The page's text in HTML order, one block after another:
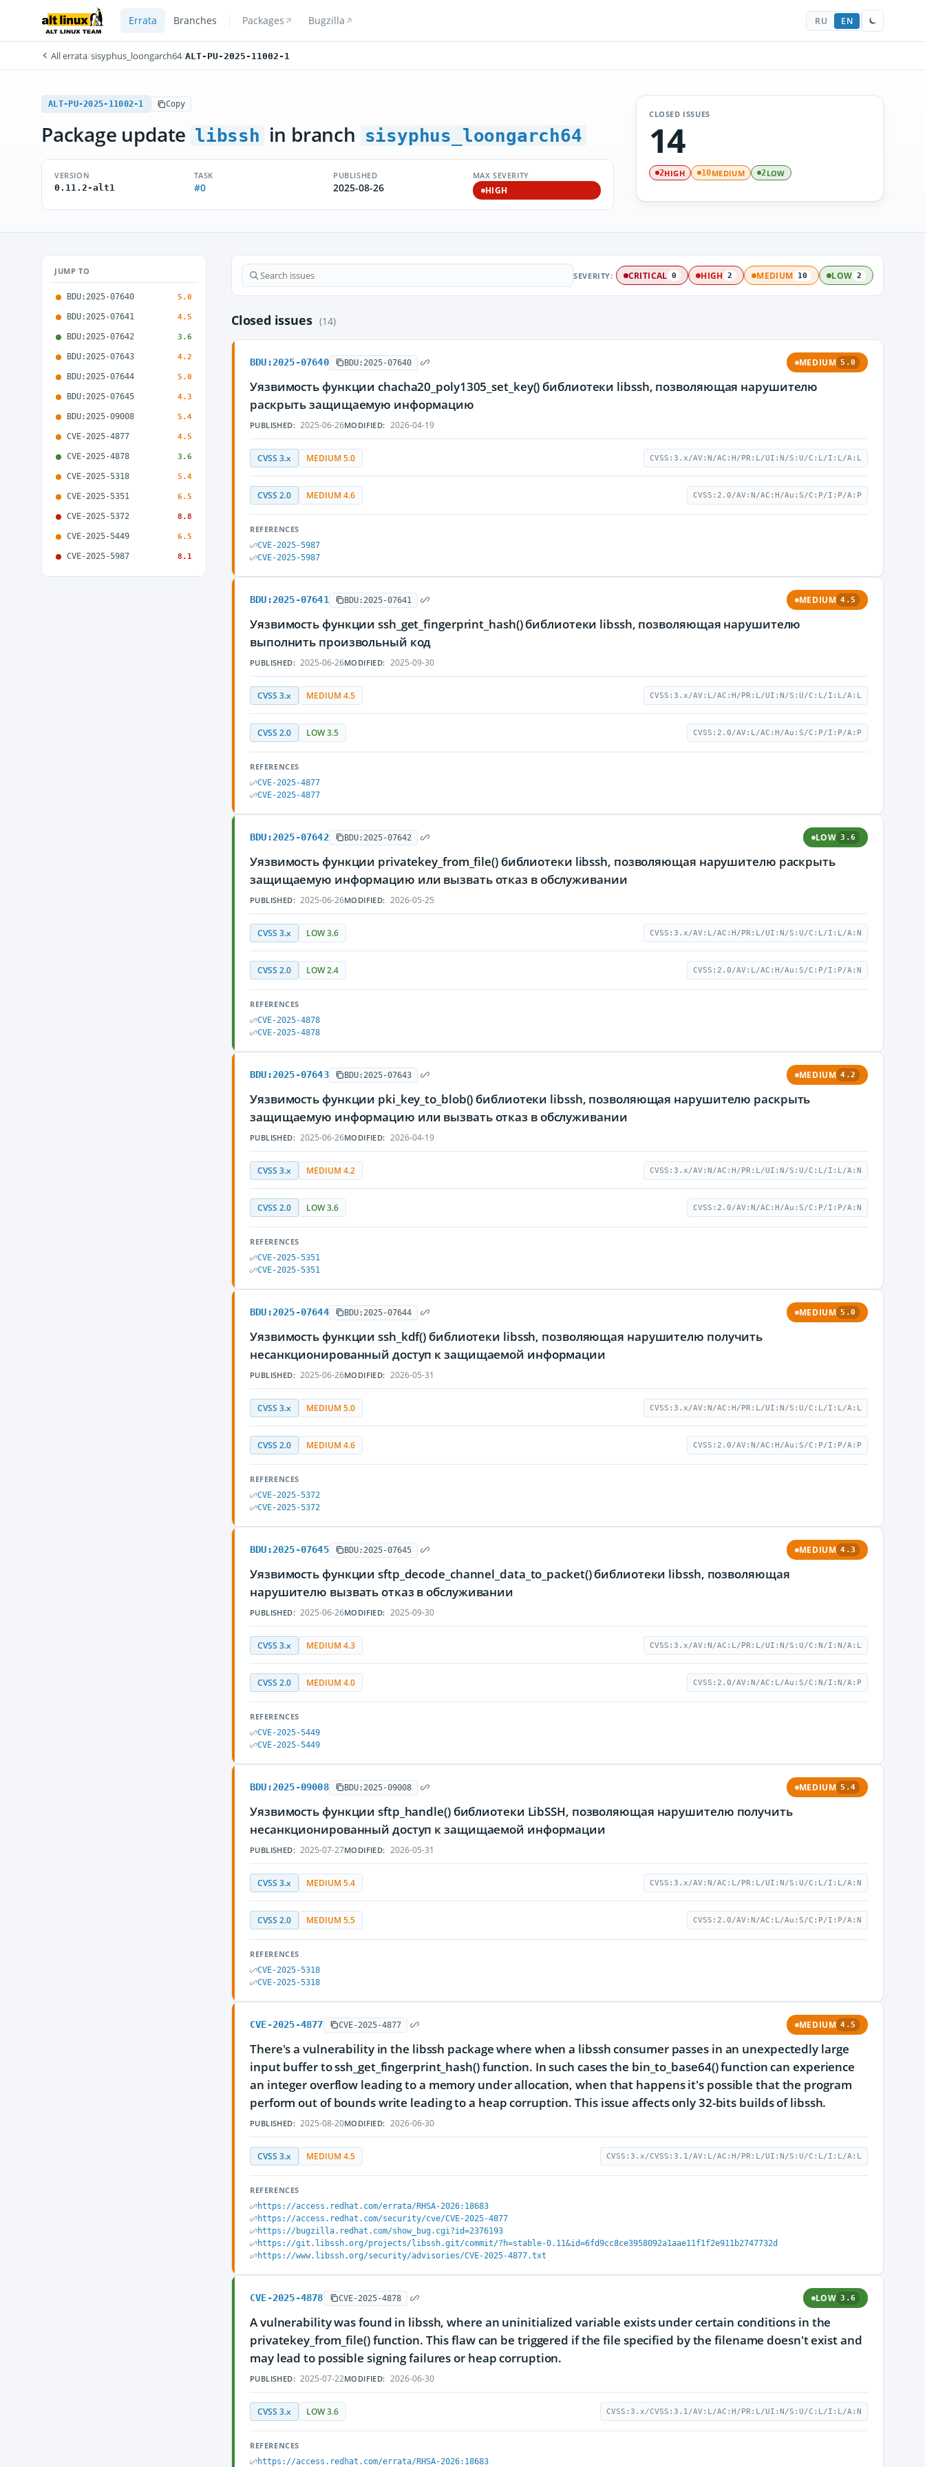
Errata Branches Packages Bugzilla RU EN
All errata/sisyphus_loongarch64/ALT-PU-2025-11002-1
ALT-PU-2025-11002-1 Copy
Package update libssh in branch sisyphus_loongarch64
VERSION
0.11.2-alt1
TASK
#0
PUBLISHED
2025-08-26
MAX SEVERITY
HIGH
CLOSED ISSUES
14
2HIGH 10MEDIUM 2LOW
JUMP TO
BDU:2025-07640 5.0
BDU:2025-07641 4.5
BDU:2025-07642 3.6
BDU:2025-07643 4.2
BDU:2025-07644 5.0
BDU:2025-07645 4.3
BDU:2025-09008 5.4
CVE-2025-4877 4.5
CVE-2025-4878 3.6
CVE-2025-5318 5.4
CVE-2025-5351 6.5
CVE-2025-5372 8.8
CVE-2025-5449 6.5
CVE-2025-5987 8.1
SEVERITY: CRITICAL 0 HIGH 2 MEDIUM 10 LOW 2
Closed issues (14)
BDU:2025-07640 BDU:2025-07640 MEDIUM 5.0
Уязвимость функции chacha20_poly1305_set_key() библиотеки libssh, позволяющая нарушителю
раскрыть защищаемую информацию
PUBLISHED: 2025-06-26MODIFIED: 2026-04-19
CVSS 3.x MEDIUM 5.0 CVSS:3.x/AV:N/AC:H/PR:L/UI:N/S:U/C:L/I:L/A:L
CVSS 2.0 MEDIUM 4.6 CVSS:2.0/AV:N/AC:H/Au:S/C:P/I:P/A:P
REFERENCES
CVE-2025-5987
CVE-2025-5987
BDU:2025-07641 BDU:2025-07641 MEDIUM 4.5
Уязвимость функции ssh_get_fingerprint_hash() библиотеки libssh, позволяющая нарушителю
выполнить произвольный код
PUBLISHED: 2025-06-26MODIFIED: 2025-09-30
CVSS 3.x MEDIUM 4.5 CVSS:3.x/AV:L/AC:H/PR:L/UI:N/S:U/C:L/I:L/A:L
CVSS 2.0 LOW 3.5 CVSS:2.0/AV:L/AC:H/Au:S/C:P/I:P/A:P
REFERENCES
CVE-2025-4877
CVE-2025-4877
BDU:2025-07642 BDU:2025-07642 LOW 3.6
Уязвимость функции privatekey_from_file() библиотеки libssh, позволяющая нарушителю раскрыть
защищаемую информацию или вызвать отказ в обслуживании
PUBLISHED: 2025-06-26MODIFIED: 2026-05-25
CVSS 3.x LOW 3.6 CVSS:3.x/AV:L/AC:H/PR:L/UI:N/S:U/C:L/I:L/A:N
CVSS 2.0 LOW 2.4 CVSS:2.0/AV:L/AC:H/Au:S/C:P/I:P/A:N
REFERENCES
CVE-2025-4878
CVE-2025-4878
BDU:2025-07643 BDU:2025-07643 MEDIUM 4.2
Уязвимость функции pki_key_to_blob() библиотеки libssh, позволяющая нарушителю раскрыть
защищаемую информацию или вызвать отказ в обслуживании
PUBLISHED: 2025-06-26MODIFIED: 2026-04-19
CVSS 3.x MEDIUM 4.2 CVSS:3.x/AV:N/AC:H/PR:L/UI:N/S:U/C:L/I:L/A:N
CVSS 2.0 LOW 3.6 CVSS:2.0/AV:N/AC:H/Au:S/C:P/I:P/A:N
REFERENCES
CVE-2025-5351
CVE-2025-5351
BDU:2025-07644 BDU:2025-07644 MEDIUM 5.0
Уязвимость функции ssh_kdf() библиотеки libssh, позволяющая нарушителю получить
несанкционированный доступ к защищаемой информации
PUBLISHED: 2025-06-26MODIFIED: 2026-05-31
CVSS 3.x MEDIUM 5.0 CVSS:3.x/AV:N/AC:H/PR:L/UI:N/S:U/C:L/I:L/A:L
CVSS 2.0 MEDIUM 4.6 CVSS:2.0/AV:N/AC:H/Au:S/C:P/I:P/A:P
REFERENCES
CVE-2025-5372
CVE-2025-5372
BDU:2025-07645 BDU:2025-07645 MEDIUM 4.3
Уязвимость функции sftp_decode_channel_data_to_packet() библиотеки libssh, позволяющая
нарушителю вызвать отказ в обслуживании
PUBLISHED: 2025-06-26MODIFIED: 2025-09-30
CVSS 3.x MEDIUM 4.3 CVSS:3.x/AV:N/AC:L/PR:L/UI:N/S:U/C:N/I:N/A:L
CVSS 2.0 MEDIUM 4.0 CVSS:2.0/AV:N/AC:L/Au:S/C:N/I:N/A:P
REFERENCES
CVE-2025-5449
CVE-2025-5449
BDU:2025-09008 BDU:2025-09008 MEDIUM 5.4
Уязвимость функции sftp_handle() библиотеки LibSSH, позволяющая нарушителю получить
несанкционированный доступ к защищаемой информации
PUBLISHED: 2025-07-27MODIFIED: 2026-05-31
CVSS 3.x MEDIUM 5.4 CVSS:3.x/AV:N/AC:L/PR:L/UI:N/S:U/C:L/I:L/A:N
CVSS 2.0 MEDIUM 5.5 CVSS:2.0/AV:N/AC:L/Au:S/C:P/I:P/A:N
REFERENCES
CVE-2025-5318
CVE-2025-5318
CVE-2025-4877 CVE-2025-4877 MEDIUM 4.5
There's a vulnerability in the libssh package where when a libssh consumer passes in an unexpectedly large
input buffer to ssh_get_fingerprint_hash() function. In such cases the bin_to_base64() function can experience
an integer overflow leading to a memory under allocation, when that happens it's possible that the program
perform out of bounds write leading to a heap corruption. This issue affects only 32-bits builds of libssh.
PUBLISHED: 2025-08-20MODIFIED: 2026-06-30
CVSS 3.x MEDIUM 4.5 CVSS:3.x/CVSS:3.1/AV:L/AC:H/PR:L/UI:N/S:U/C:L/I:L/A:L
REFERENCES
https://access.redhat.com/errata/RHSA-2026:18683
https://access.redhat.com/security/cve/CVE-2025-4877
https://bugzilla.redhat.com/show_bug.cgi?id=2376193
https://git.libssh.org/projects/libssh.git/commit/?h=stable-0.11&id=6fd9cc8ce3958092a1aae11f1f2e911b2747732d
https://www.libssh.org/security/advisories/CVE-2025-4877.txt
CVE-2025-4878 CVE-2025-4878 LOW 3.6
A vulnerability was found in libssh, where an uninitialized variable exists under certain conditions in the
privatekey_from_file() function. This flaw can be triggered if the file specified by the filename doesn't exist and
may lead to possible signing failures or heap corruption.
PUBLISHED: 2025-07-22MODIFIED: 2026-06-30
CVSS 3.x LOW 3.6 CVSS:3.x/CVSS:3.1/AV:L/AC:H/PR:L/UI:N/S:U/C:L/I:L/A:N
REFERENCES
https://access.redhat.com/errata/RHSA-2026:18683